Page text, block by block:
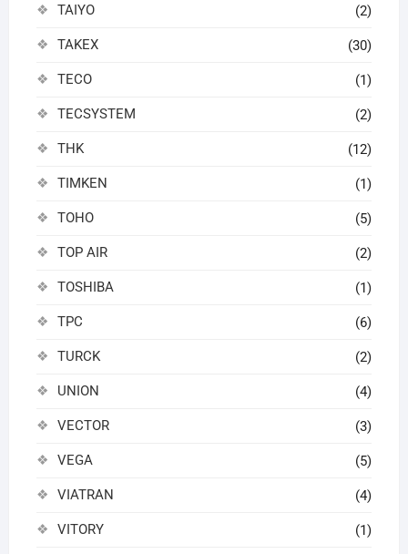
TAIYO (2)
TAKEX (30)
TECO (1)
TECSYSTEM (2)
THK (12)
TIMKEN (1)
TOHO (5)
TOP AIR (2)
TOSHIBA (1)
TPC (6)
TURCK (2)
UNION (4)
VECTOR (3)
VEGA (5)
VIATRAN (4)
VITORY (1)